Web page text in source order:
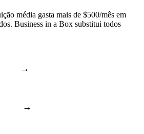
média gasta mais de $500/mês em
Business in a Box substitui todos
→
→